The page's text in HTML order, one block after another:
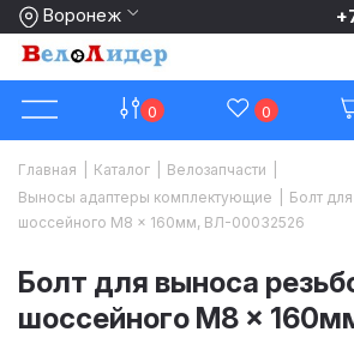
Воронеж
0 0
Главная Каталог Велозапчасти
Выносы адаптеры комплектующие
Болт
шоссейного M8 x 160мм, ВЛ-00032526
Болт для выноса
шоссейного M8 x